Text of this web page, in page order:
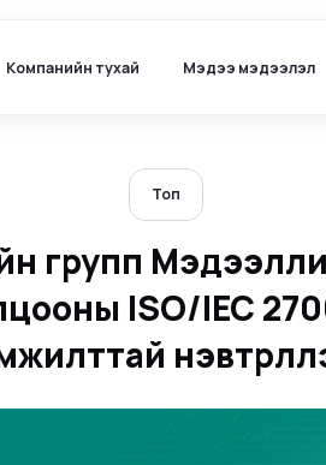
Компанийн тухай Мэдээ мэдээлэл
Топ
групп
ISO/IEC